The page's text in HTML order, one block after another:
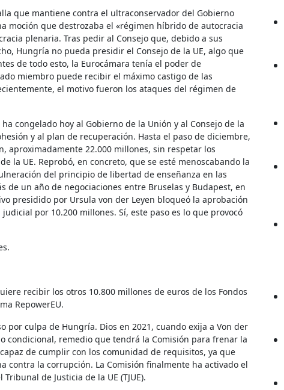
que mantiene contra el ultraconservador del Gobierno
moción que destrozaba el «régimen híbrido de autocracia
plenaria. Tras pedir al Consejo que, debido a sus
Hungría no pueda presidir el Consejo de la UE, algo que
de todo esto, la Eurocámara tenía el poder de
miembro puede recibir el máximo castigo de las
el motivo fueron los ataques del régimen de
congelado hoy al Gobierno de la Unión y al Consejo de la
y al plan de recuperación. Hasta el paso de diciembre,
aproximadamente 22.000 millones, sin respetar los
la UE. Reprobó, en concreto, que se esté menoscabando la
del principio de libertad de enseñanza en las
un año de negociaciones entre Bruselas y Budapest, en
presidido por Ursula von der Leyen bloqueó la aprobación
por 10.200 millones. Sí, este paso es lo que provocó
recibir los otros 10.800 millones de euros de los Fondos
RepowerEU.
por culpa de Hungría. Dios en 2021, cuando exija a Von der
condicional, remedio que tendrá la Comisión para frenar la
de cumplir con los comunidad de requisitos, ya que
contra la corrupción. La Comisión finalmente ha activado el
de Justicia de la UE (TJUE).